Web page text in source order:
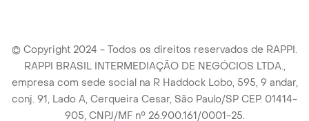
© Copyright 2024 - Todos os direitos reservados de RAPPI.
RAPPI BRASIL INTERMEDIAÇÃO DE NEGÓCIOS LTDA.,
empresa com sede social na R Haddock Lobo, 595, 9 andar,
conj. 91, Lado A, Cerqueira Cesar, São Paulo/SP CEP. 01414-
905, CNPJ/MF n° 26.900.161/0001-25.